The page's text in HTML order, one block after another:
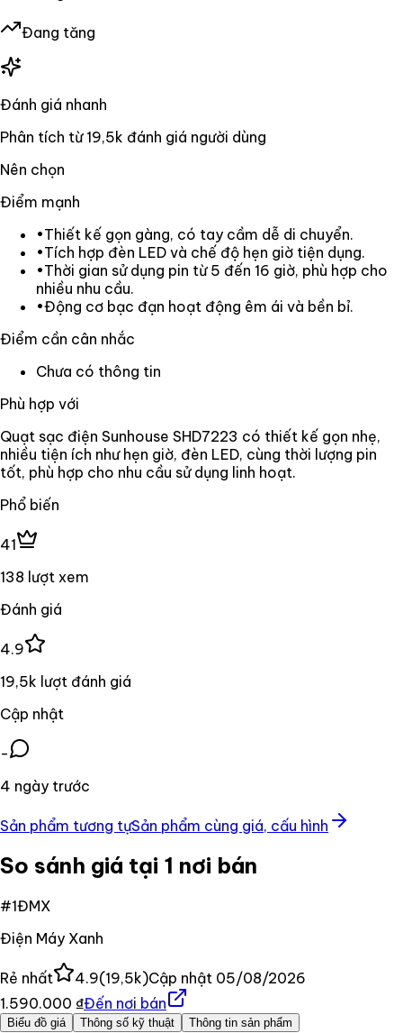
Đang tăng
Đánh giá nhanh
Phân tích từ19,5k đánh giá người dùng
Nên chọn
Điểm mạnh
•Thiết kế gọn gàng, có tay cầm dễ di chuyển.
•Tích hợp đèn LED và chế độ hẹn giờ tiện dụng.
•Thời gian sử dụng pin từ 5 đến 16 giờ, phù hợp cho
nhiều nhu cầu.
•Động cơ bạc đạn hoạt động êm ái và bền bỉ.
Điểm cần cân nhắc
Chưa có thông tin
Phù hợp với
Quạt sạc điện Sunhouse SHD7223 có thiết kế gọn nhẹ,
nhiều tiện ích như hẹn giờ, đèn LED, cùng thời lượng pin
tốt, phù hợp cho nhu cầu sử dụng linh hoạt.
Phổ biến
41
138 lượt xem
Đánh giá
4.9
19,5k lượt đánh giá
Cập nhật
-
4 ngày trước
Sản phẩm tương tựSản phẩm cùng giá, cấu hình
So sánh giá tại 1 nơi bán
#1ĐMX
Điện Máy Xanh
Rẻ nhất 4.9(19,5k)Cập nhật 05/08/2026
1.590.000 ₫Đến nơi bán
Biểu đồ giá Thông số kỹ thuật
Thông tin sản phẩm